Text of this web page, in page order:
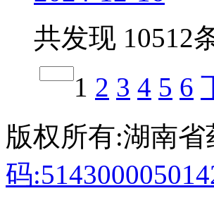
共发现 10512
1 2 3 4 5 6
版权所有:湖南省
码